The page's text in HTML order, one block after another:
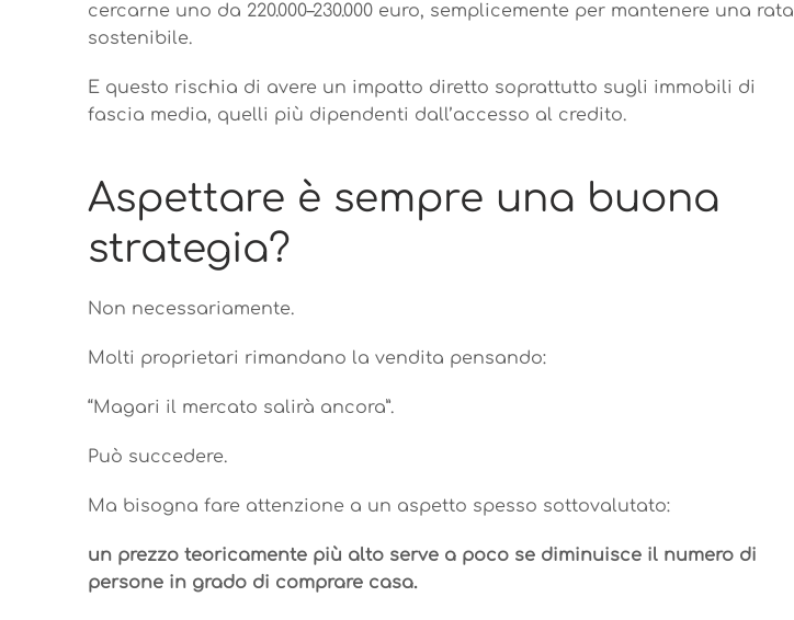
cercarne uno da 220.000–230.000 euro, semplicemente per mantenere una rata
sostenibile.
E questo rischia di avere un impatto diretto soprattutto sugli immobili di
fascia media, quelli più dipendenti dall’accesso al credito.
Aspettare è sempre una buona
strategia?
Non necessariamente.
Molti proprietari rimandano la vendita pensando:
“Magari il mercato salirà ancora”.
Può succedere.
Ma bisogna fare attenzione a un aspetto spesso sottovalutato:
un prezzo teoricamente più alto serve a poco se diminuisce il numero di
persone in grado di comprare casa.